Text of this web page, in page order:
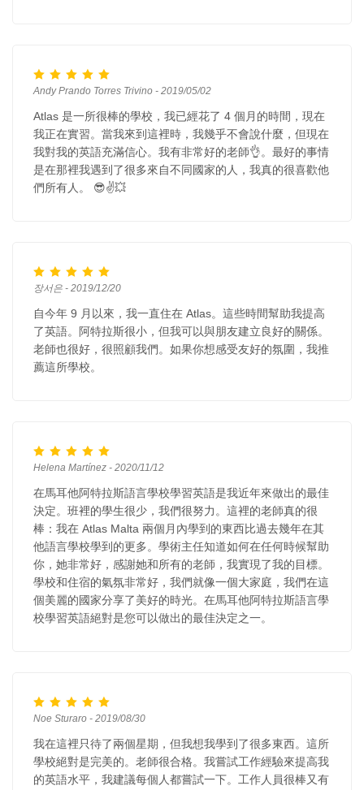
Andy Prando Torres Trivino - 2019/05/02
Atlas 是一所很棒的學校，我已經花了 4 個月的時間，現在
我正在實習。當我來到這裡時，我幾乎不會說什麼，但現在
我對我的英語充滿信心。我有非常好的老師👌。最好的事情
是在那裡我遇到了很多來自不同國家的人，我真的很喜歡他
們所有人。 😎✌💥
장서은 - 2019/12/20
自今年 9 月以來，我一直住在 Atlas。這些時間幫助我提高
了英語。阿特拉斯很小，但我可以與朋友建立良好的關係。
老師也很好，很照顧我們。如果你想感受友好的氛圍，我推
薦這所學校。
Helena Martínez - 2020/11/12
在馬耳他阿特拉斯語言學校學習英語是我近年來做出的最佳
決定。班裡的學生很少，我們很努力。這裡的老師真的很
棒：我在 Atlas Malta 兩個月內學到的東西比過去幾年在其
他語言學校學到的更多。學術主任知道如何在任何時候幫助
你，她非常好，感謝她和所有的老師，我實現了我的目標。
學校和住宿的氣氛非常好，我們就像一個大家庭，我們在這
個美麗的國家分享了美好的時光。在馬耳他阿特拉斯語言學
校學習英語絕對是您可以做出的最佳決定之一。
Noe Sturaro - 2019/08/30
我在這裡只待了兩個星期，但我想我學到了很多東西。這所
學校絕對是完美的。老師很合格。我嘗試工作經驗來提高我
的英語水平，我建議每個人都嘗試一下。工作人員很棒又有